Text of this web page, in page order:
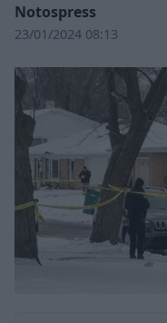
Notospress
23/01/2024 08:13